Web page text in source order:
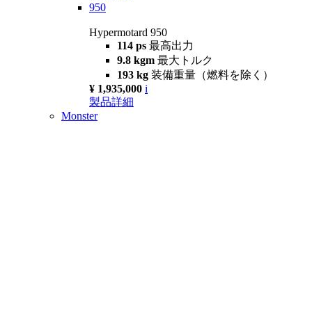
950
Hypermotard 950
114 ps 最高出力
9.8 kgm 最大トルク
193 kg 装備重量（燃料を除く）
¥ 1,935,000 i
製品詳細
Monster